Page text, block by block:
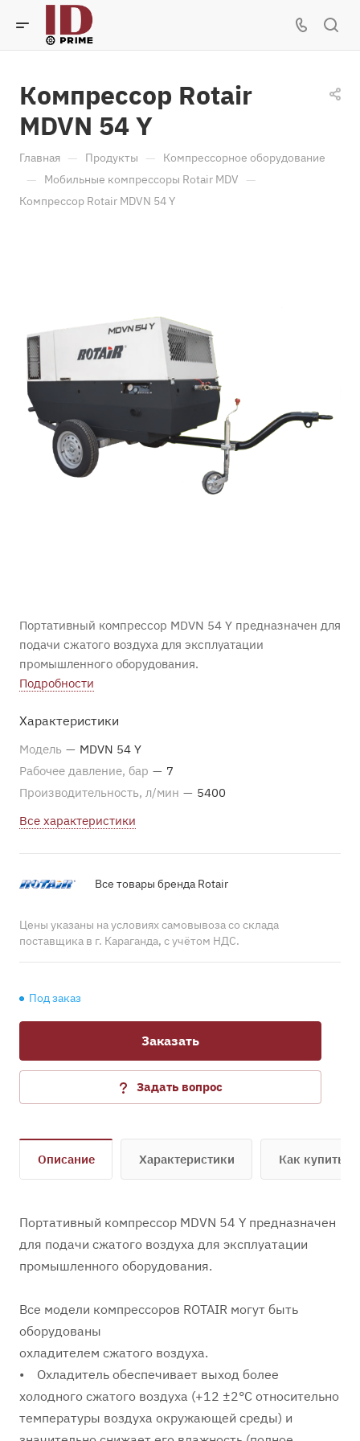
Компрессор Rotair
MDVN 54 Y
Главная — Продукты — Компрессорное оборудование
— Мобильные компрессоры Rotair MDV —
Компрессор Rotair MDVN 54 Y
Портативный компрессор MDVN 54 Y предназначен для
подачи сжатого воздуха для эксплуатации
промышленного оборудования.
Подробности
Характеристики
Модель — MDVN 54 Y
Рабочее давление, бар — 7
Производительность, л/мин — 5400
Все характеристики
Все товары бренда Rotair
Цены указаны на условиях самовывоза со склада
поставщика в г. Караганда, с учётом НДС.
Под заказ
Заказать
Задать вопрос
Описание Характеристики Как купить
Портативный компрессор MDVN 54 Y предназначен
для подачи сжатого воздуха для эксплуатации
промышленного оборудования.
Все модели компрессоров ROTAIR могут быть
оборудованы
охладителем сжатого воздуха.
• Охладитель обеспечивает выход более
холодного сжатого воздуха (+12 ±2°C относительно
температуры воздуха окружающей среды) и